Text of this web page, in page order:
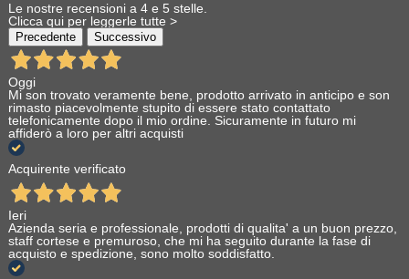
Le nostre recensioni a 4 e 5 stelle.
Clicca qui per leggerle tutte >
Precedente Successivo
Oggi
Mi son trovato veramente bene, prodotto arrivato in anticipo e son
rimasto piacevolmente stupito di essere stato contattato
telefonicamente dopo il mio ordine. Sicuramente in futuro mi
affiderò a loro per altri acquisti
Acquirente verificato
Ieri
Azienda seria e professionale, prodotti di qualita' a un buon prezzo,
staff cortese e premuroso, che mi ha seguito durante la fase di
acquisto e spedizione, sono molto soddisfatto.